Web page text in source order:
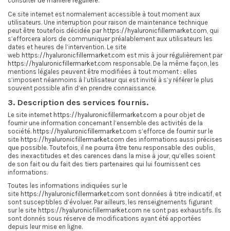
Ce site internet est normalement accessible à tout moment aux
utilisateurs. Une interruption pour raison de maintenance technique
peut être toutefois décidée par https://hyaluronicfillermarket.com , qui
s’efforcera alors de communiquer préalablement aux utilisateurs les
dates et heures de l’intervention. Le site
web https://hyaluronicfillermarket.com est mis à jour régulièrement par
https://hyaluronicfillermarket.com responsable. De la même façon, les
mentions légales peuvent être modifiées à tout moment : elles
s’imposent néanmoins à l’utilisateur qui est invité à s’y référer le plus
souvent possible afin d’en prendre connaissance.
3. Description des services fournis.
Le site internet https://hyaluronicfillermarket.com a pour objet de
fournir une information concernant l’ensemble des activités de la
société. https://hyaluronicfillermarket.com s’efforce de fournir sur le
site https://hyaluronicfillermarket.com des informations aussi précises
que possible. Toutefois, il ne pourra être tenu responsable des oublis,
des inexactitudes et des carences dans la mise à jour, qu’elles soient
de son fait ou du fait des tiers partenaires qui lui fournissent ces
informations.
Toutes les informations indiquées sur le
site https://hyaluronicfillermarket.com sont données à titre indicatif, et
sont susceptibles d’évoluer. Par ailleurs, les renseignements figurant
sur le site https://hyaluronicfillermarket.com ne sont pas exhaustifs. Ils
sont donnés sous réserve de modifications ayant été apportées
depuis leur mise en ligne.